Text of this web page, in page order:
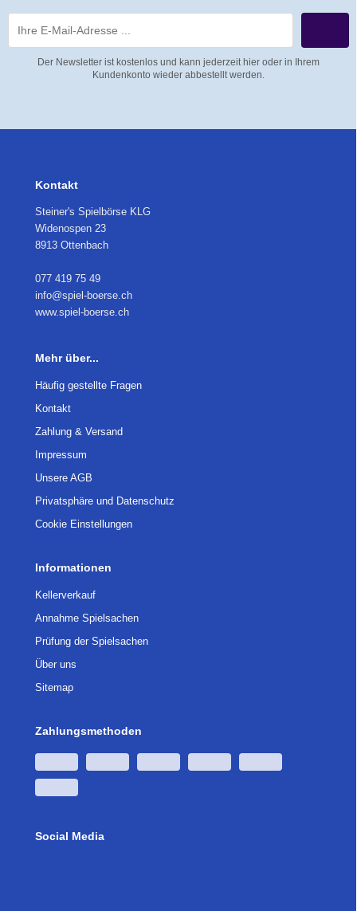
Der Newsletter ist kostenlos und kann jederzeit hier oder in Ihrem
Kundenkonto wieder abbestellt werden.
Kontakt
Steiner's Spielbörse KLG
Widenospen 23
8913 Ottenbach
077 419 75 49
info@spiel-boerse.ch
www.spiel-boerse.ch
Mehr über...
Häufig gestellte Fragen
Kontakt
Zahlung & Versand
Impressum
Unsere AGB
Privatsphäre und Datenschutz
Cookie Einstellungen
Informationen
Kellerverkauf
Annahme Spielsachen
Prüfung der Spielsachen
Über uns
Sitemap
Zahlungsmethoden
Social Media